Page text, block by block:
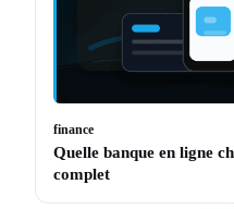
finance
Quelle banque en ligne
complet